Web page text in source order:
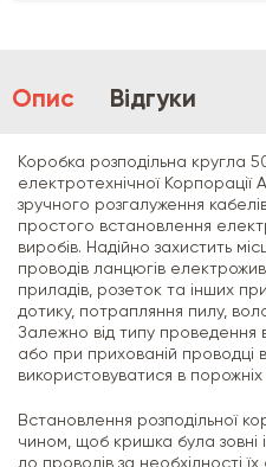
Опис Відгуки
Коробка розподільна кругла
електротехнічної
зручного розгалуження
простого встановлення
виробів. Надійно захистить
проводів ланцюгів
приладів, розеток та інших
дотику, потрапляння пилу,
Залежно від типу проведення
або при прихованій проводці
використовуватися в порожніх
Встановлення розподільної
чином, щоб кришка була зовні
до проводів за необхідності